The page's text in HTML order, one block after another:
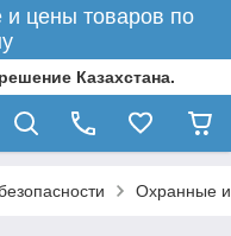
и цены товаров по
Казахстана.
Охранные